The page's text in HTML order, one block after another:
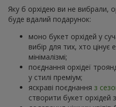
Яку б орхідею ви не вибрали,
буде вдалий подарунок:
моно букет орхідей у
вибір для тих, хто
мінімалізмі;
поєднання орхідеї
у стилі преміум;
яскраві поєднання з
створити букет